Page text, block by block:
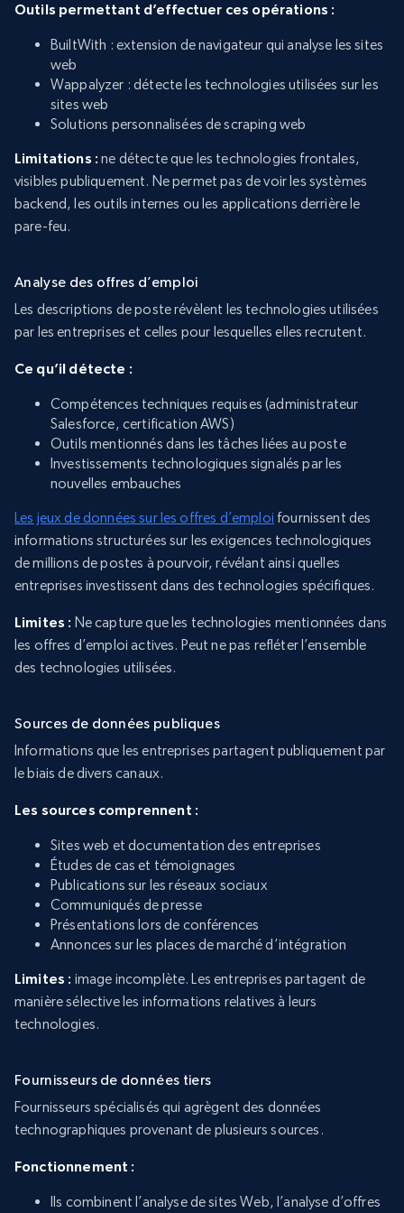
Outils permettant d’effectuer ces opérations :
BuiltWith : extension de navigateur qui analyse les sites
web
Wappalyzer : détecte les technologies utilisées sur les
sites web
Solutions personnalisées de scraping web
Limitations : ne détecte que les technologies frontales,
visibles publiquement. Ne permet pas de voir les systèmes
backend, les outils internes ou les applications derrière le
pare-feu.
Analyse des offres d’emploi
Les descriptions de poste révèlent les technologies utilisées
par les entreprises et celles pour lesquelles elles recrutent.
Ce qu’il détecte :
Compétences techniques requises (administrateur
Salesforce, certification AWS)
Outils mentionnés dans les tâches liées au poste
Investissements technologiques signalés par les
nouvelles embauches
Les jeux de données sur les offres d’emploi fournissent des
informations structurées sur les exigences technologiques
de millions de postes à pourvoir, révélant ainsi quelles
entreprises investissent dans des technologies spécifiques.
Limites : Ne capture que les technologies mentionnées dans
les offres d’emploi actives. Peut ne pas refléter l’ensemble
des technologies utilisées.
Sources de données publiques
Informations que les entreprises partagent publiquement par
le biais de divers canaux.
Les sources comprennent :
Sites web et documentation des entreprises
Études de cas et témoignages
Publications sur les réseaux sociaux
Communiqués de presse
Présentations lors de conférences
Annonces sur les places de marché d’intégration
Limites : image incomplète. Les entreprises partagent de
manière sélective les informations relatives à leurs
technologies.
Fournisseurs de données tiers
Fournisseurs spécialisés qui agrègent des données
technographiques provenant de plusieurs sources.
Fonctionnement :
Ils combinent l’analyse de sites Web, l’analyse d’offres